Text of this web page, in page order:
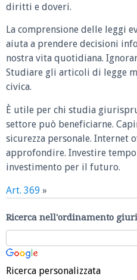
diritti e doveri.
La comprensione delle leggi
aiuta a prendere decisioni
nostra vita quotidiana.
Studiare gli articoli di legge
civica.
È utile per chi studia
settore può beneficiarne.
sicurezza personale. Internet
approfondire. Investire
investimento per il futuro.
Art. 369 »
Ricerca nell'ordinamento
Ricerca personalizzata